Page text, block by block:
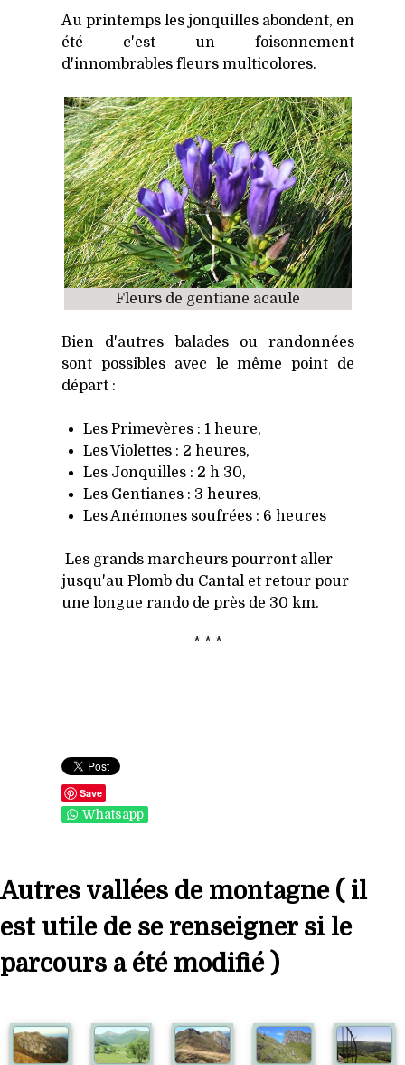
Au printemps les jonquilles abondent, en
été c'est un foisonnement
d'innombrables fleurs multicolores.
Fleurs de gentiane acaule
Bien d'autres balades ou randonnées
sont possibles avec le même point de
départ :
Les Primevères : 1 heure,
Les Violettes : 2 heures,
Les Jonquilles : 2 h 30,
Les Gentianes : 3 heures,
Les Anémones soufrées : 6 heures
Les grands marcheurs pourront aller
jusqu'au Plomb du Cantal et retour pour
une longue rando de près de 30 km.
* * *
Save
Whatsapp
Autres vallées de montagne ( il
est utile de se renseigner si le
parcours a été modifié )